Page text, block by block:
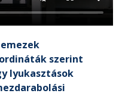
szerint
lyukasztások